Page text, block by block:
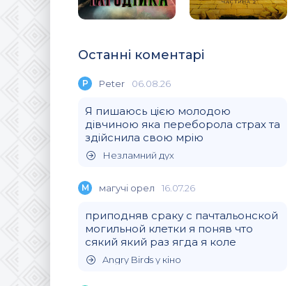
Останні коментарі
P Peter 06.08.26
Я пишаюсь цією молодою
дівчиною яка переборола страх та
здійснила свою мрію
Незламний дух
М магучi орел 16.07.26
приподняв сраку с пачтальонской
могильной клетки я поняв что
сякий який раз ягда я коле
Angry Birds у кіно